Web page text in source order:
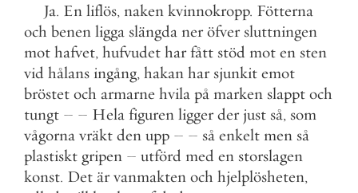
Ja. En liflös, naken kvinnokropp. Fötterna
och benen ligga slängda ner öfver sluttningen
mot hafvet, hufvudet har fått stöd mot en sten
vid hålans ingång, hakan har sjunkit emot
bröstet och armarne hvila på marken slappt och
tungt – – Hela figuren ligger der just så, som
vågorna vräkt den upp – – så enkelt men så
plastiskt gripen – utförd med en storslagen
konst. Det är vanmakten och hjelplösheten,